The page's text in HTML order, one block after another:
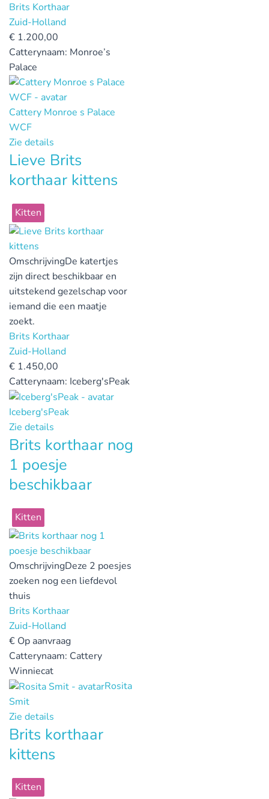
Brits Korthaar
Zuid-Holland
€ 1.200,00
Catterynaam: Monroe’s
Palace
Cattery Monroe s Palace
WCF
Zie details
Lieve Brits
korthaar kittens
Kitten
OmschrijvingDe katertjes
zijn direct beschikbaar en
uitstekend gezelschap voor
iemand die een maatje
zoekt.
Brits Korthaar
Zuid-Holland
€ 1.450,00
Catterynaam: Iceberg'sPeak
Iceberg'sPeak
Zie details
Brits korthaar nog
1 poesje
beschikbaar
Kitten
OmschrijvingDeze 2 poesjes
zoeken nog een liefdevol
thuis
Brits Korthaar
Zuid-Holland
€ Op aanvraag
Catterynaam: Cattery
Winniecat
Rosita
Smit
Zie details
Brits korthaar
kittens
Kitten